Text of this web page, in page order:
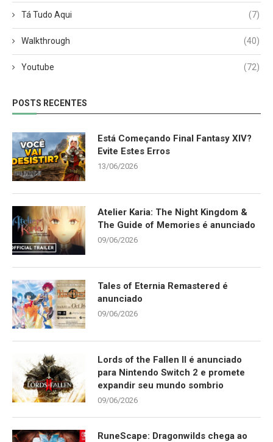
Tá Tudo Aqui (7)
Walkthrough (40)
Youtube (72)
POSTS RECENTES
Está Começando Final Fantasy XIV?
Evite Estes Erros
13/06/2026
Atelier Karia: The Night Kingdom &
The Guide of Memories é anunciado
09/06/2026
Tales of Eternia Remastered é
anunciado
09/06/2026
Lords of the Fallen II é anunciado
para Nintendo Switch 2 e promete
expandir seu mundo sombrio
09/06/2026
RuneScape: Dragonwilds chega ao